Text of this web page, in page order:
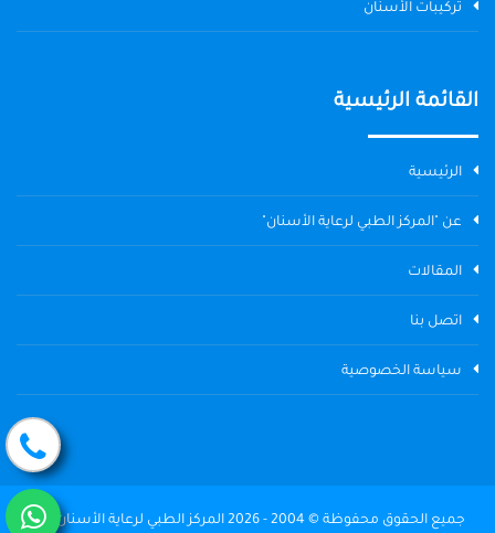
تركيبات الأسنان
القائمة الرئيسية
الرئيسية
عن "المركز الطبي لرعاية الأسنان"
المقالات
اتصل بنا
سياسة الخصوصية
جميع الحقوق محفوظة © 2004 - 2026 المركز الطبي لرعاية الأسنان The